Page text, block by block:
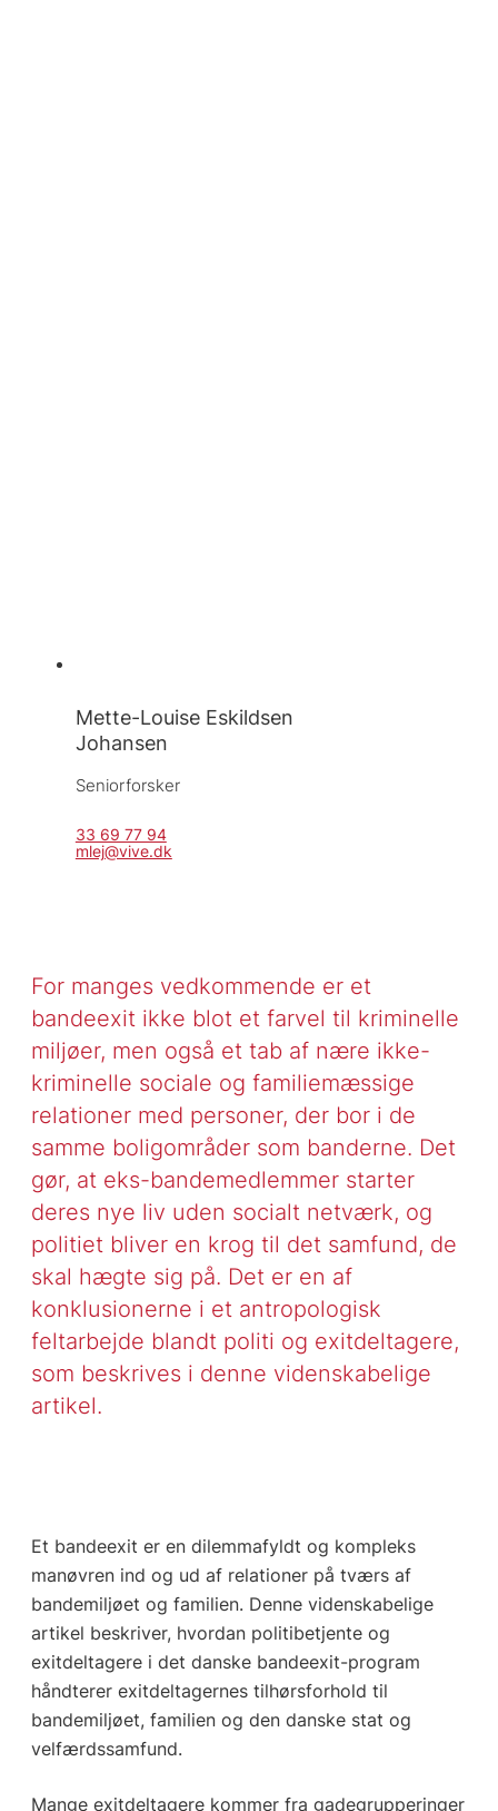
Mette-Louise Eskildsen
Johansen
Seniorforsker
33 69 77 94
mlej@vive.dk
For manges vedkommende er et
bandeexit ikke blot et farvel til kriminelle
miljøer, men også et tab af nære ikke-
kriminelle sociale og familiemæssige
relationer med personer, der bor i de
samme boligområder som banderne. Det
gør, at eks-bandemedlemmer starter
deres nye liv uden socialt netværk, og
politiet bliver en krog til det samfund, de
skal hægte sig på. Det er en af
konklusionerne i et antropologisk
feltarbejde blandt politi og exitdeltagere,
som beskrives i denne videnskabelige
artikel.
Et bandeexit er en dilemmafyldt og kompleks
manøvren ind og ud af relationer på tværs af
bandemiljøet og familien. Denne videnskabelige
artikel beskriver, hvordan politibetjente og
exitdeltagere i det danske bandeexit-program
håndterer exitdeltagernes tilhørsforhold til
bandemiljøet, familien og den danske stat og
velfærdssamfund.
Mange exitdeltagere kommer fra gadegrupperinger